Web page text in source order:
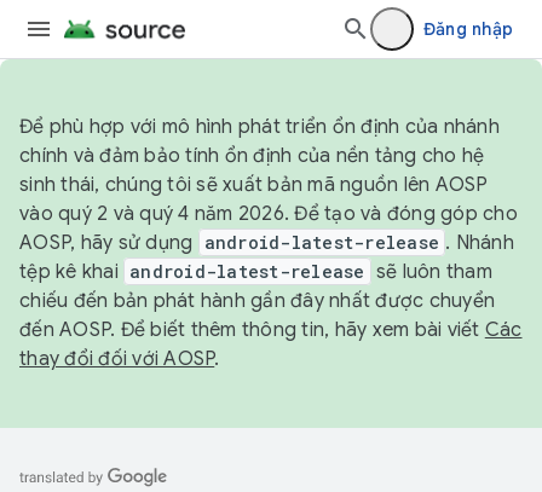
Đăng nhập
Để phù hợp với mô hình phát triển ổn định của nhánh
chính và đảm bảo tính ổn định của nền tảng cho hệ
sinh thái, chúng tôi sẽ xuất bản mã nguồn lên AOSP
vào quý 2 và quý 4 năm 2026. Để tạo và đóng góp cho
AOSP, hãy sử dụng
android-latest-release . Nhánh
tệp kê khai android-latest-release sẽ luôn tham
chiếu đến bản phát hành gần đây nhất được chuyển
đến AOSP. Để biết thêm thông tin, hãy xem bài viết Các
thay đổi đối với AOSP.